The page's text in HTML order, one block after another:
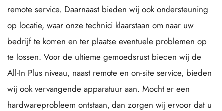
remote service. Daarnaast bieden wij ook ondersteuning
op locatie, waar onze technici klaarstaan om naar uw
bedrijf te komen en ter plaatse eventuele problemen op
te lossen. Voor de ultieme gemoedsrust bieden wij de
All-In Plus niveau, naast remote en on-site service, bieden
wij ook vervangende apparatuur aan. Mocht er een
hardwareprobleem ontstaan, dan zorgen wij ervoor dat u